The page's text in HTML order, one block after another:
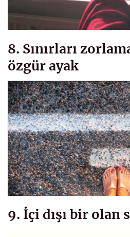
8. Sınırları
özgür ayak
9. İçi dışı bir olan